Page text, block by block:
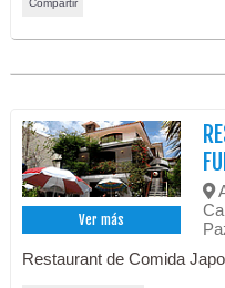
Compartir
Ver más
Restaurant de Comida